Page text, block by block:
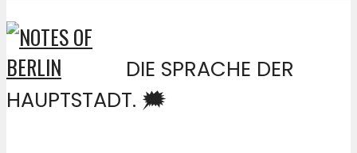
DIE SPRACHE DER
HAUPTSTADT. 🗯️